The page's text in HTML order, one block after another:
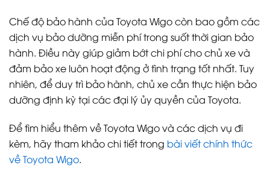
Chế độ bảo hành của Toyota Wigo còn bao gồm các
dịch vụ bảo dưỡng miễn phí trong suốt thời gian bảo
hành. Điều này giúp giảm bớt chi phí cho chủ xe và
đảm bảo xe luôn hoạt động ở tình trạng tốt nhất. Tuy
nhiên, để duy trì bảo hành, chủ xe cần thực hiện bảo
dưỡng định kỳ tại các đại lý ủy quyền của Toyota.
Để tìm hiểu thêm về Toyota Wigo và các dịch vụ đi
kèm, hãy tham khảo chi tiết trong bài viết chính thức
về Toyota Wigo.